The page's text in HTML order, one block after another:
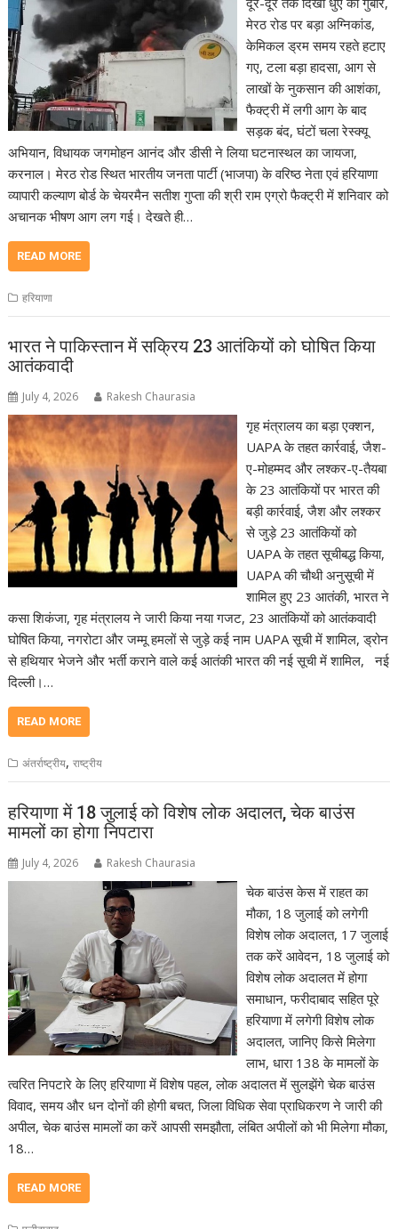
मेरठ रोड पर बड़ा अग्निकांड,
केमिकल ड्रम समय रहते हटाए
गए, टला बड़ा हादसा, आग से
लाखों के नुकसान की आशंका,
फैक्ट्री में लगी आग के बाद
सड़क बंद, घंटों चला रेस्क्यू
अभियान, विधायक जगमोहन आनंद और डीसी ने लिया घटनास्थल का जायजा,
करनाल। मेरठ रोड स्थित भारतीय जनता पार्टी (भाजपा) के वरिष्ठ नेता एवं हरियाणा
व्यापारी कल्याण बोर्ड के चेयरमैन सतीश गुप्ता की श्री राम एग्रो फैक्ट्री में शनिवार को
अचानक भीषण आग लग गई। देखते ही…
READ MORE
हरियाणा
भारत ने पाकिस्तान में सक्रिय 23 आतंकियों को घोषित किया
आतंकवादी
July 4, 2026 Rakesh Chaurasia
गृह मंत्रालय का बड़ा एक्शन,
UAPA के तहत कार्रवाई, जैश-
ए-मोहम्मद और लश्कर-ए-तैयबा
के 23 आतंकियों पर भारत की
बड़ी कार्रवाई, जैश और लश्कर
से जुड़े 23 आतंकियों को
UAPA के तहत सूचीबद्ध किया,
UAPA की चौथी अनुसूची में
शामिल हुए 23 आतंकी, भारत ने
कसा शिकंजा, गृह मंत्रालय ने जारी किया नया गजट, 23 आतंकियों को आतंकवादी
घोषित किया, नगरोटा और जम्मू हमलों से जुड़े कई नाम UAPA सूची में शामिल, ड्रोन
से हथियार भेजने और भर्ती कराने वाले कई आतंकी भारत की नई सूची में शामिल, नई
दिल्ली।…
READ MORE
अंतर्राष्ट्रीय,राष्ट्रीय
हरियाणा में 18 जुलाई को विशेष लोक अदालत, चेक बाउंस
मामलों का होगा निपटारा
July 4, 2026 Rakesh Chaurasia
चेक बाउंस केस में राहत का
मौका, 18 जुलाई को लगेगी
विशेष लोक अदालत, 17 जुलाई
तक करें आवेदन, 18 जुलाई को
विशेष लोक अदालत में होगा
समाधान, फरीदाबाद सहित पूरे
हरियाणा में लगेगी विशेष लोक
अदालत, जानिए किसे मिलेगा
लाभ, धारा 138 के मामलों के
त्वरित निपटारे के लिए हरियाणा में विशेष पहल, लोक अदालत में सुलझेंगे चेक बाउंस
विवाद, समय और धन दोनों की होगी बचत, जिला विधिक सेवा प्राधिकरण ने जारी की
अपील, चेक बाउंस मामलों का करें आपसी समझौता, लंबित अपीलों को भी मिलेगा मौका,
18…
READ MORE